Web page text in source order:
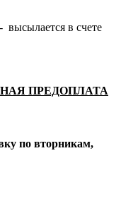
высылается в счете
НАЯ ПРЕДОПЛАТА
по вторникам,